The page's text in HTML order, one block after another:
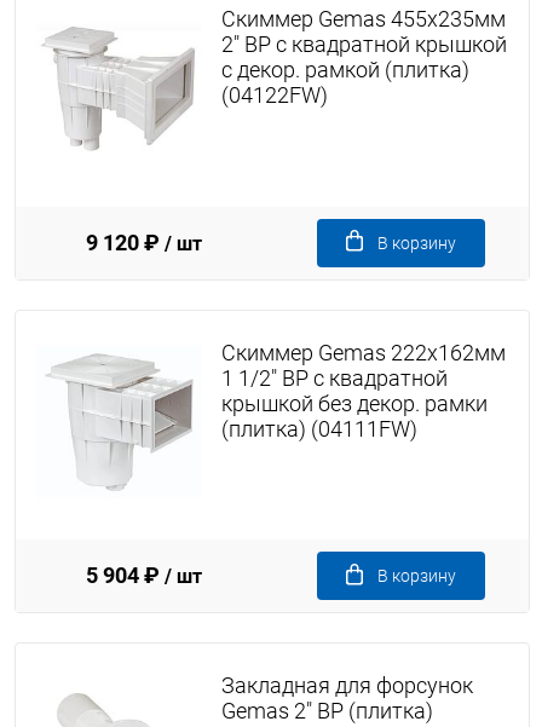
Скиммер Gemas 455х235мм
2" ВР с квадратной крышкой
с декор. рамкой (плитка)
(04122FW)
9 120 ₽ / шт В корзину
Скиммер Gemas 222х162мм
1 1/2" ВР с квадратной
крышкой без декор. рамки
(плитка) (04111FW)
5 904 ₽ / шт В корзину
Закладная для форсунок
Gemas 2" ВР (плитка)